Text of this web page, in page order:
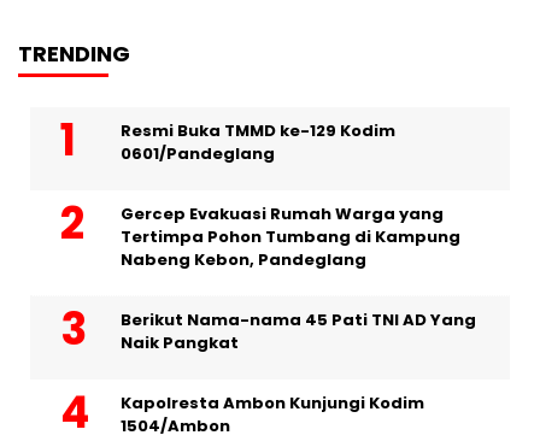
TRENDING
Resmi Buka TMMD ke-129 Kodim
0601/Pandeglang
Gercep Evakuasi Rumah Warga yang
Tertimpa Pohon Tumbang di Kampung
Nabeng Kebon, Pandeglang
Berikut Nama-nama 45 Pati TNI AD Yang
Naik Pangkat
Kapolresta Ambon Kunjungi Kodim
1504/Ambon